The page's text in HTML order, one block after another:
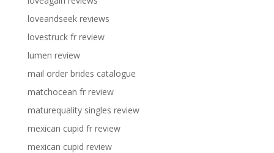
loveandseek reviews
lovestruck fr review
lumen review
mail order brides catalogue
matchocean fr review
maturequality singles review
mexican cupid fr review
mexican cupid review